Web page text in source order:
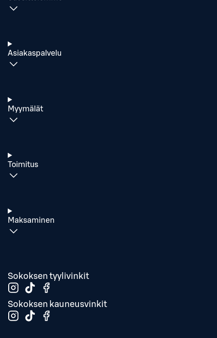
Asiakaspalvelu
Myymälät
Toimitus
Maksaminen
Sokoksen tyylivinkit
Sokoksen kauneusvinkit